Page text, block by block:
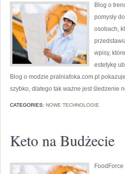
Blog o
pomysły
osobach,
wpisy,
estetykę
Blog o modzie pralniafoka.com.pl
szybko, dlatego tak ważne jest śledzenie
CATEGORIES: NOWE TECHNOLOGIE
Keto na Budżecie